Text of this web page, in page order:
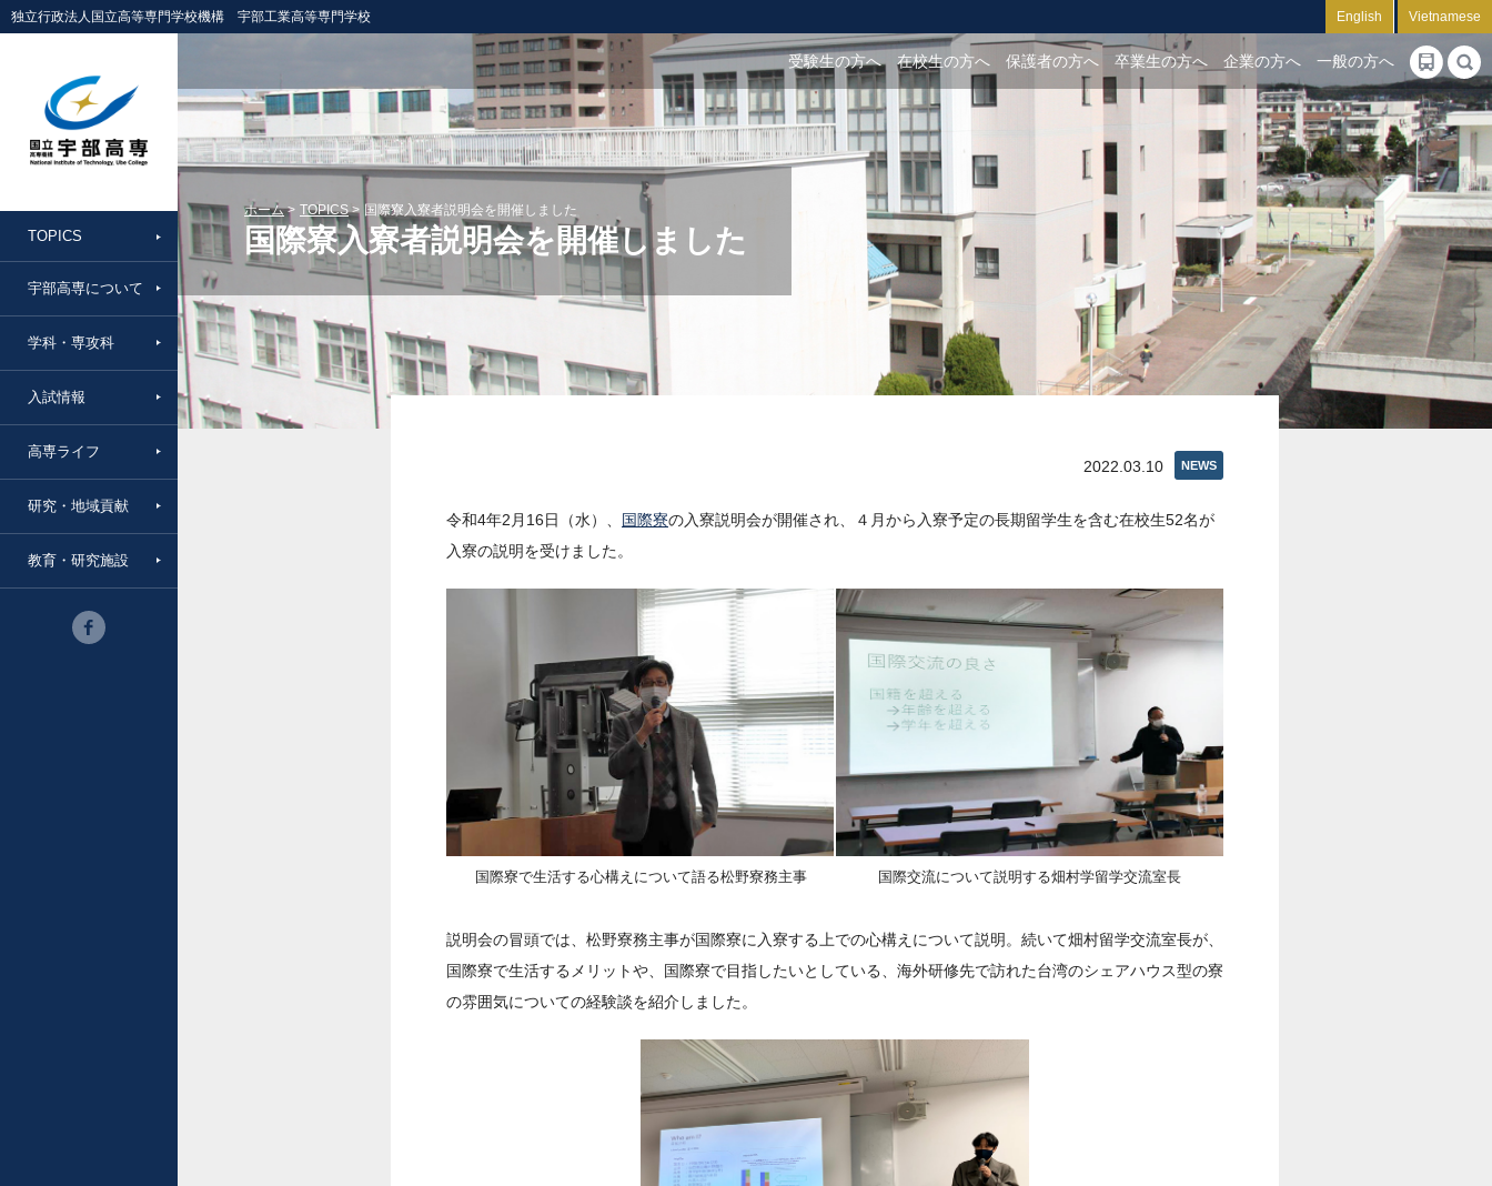
独立行政法人国立高等専門学校機構 宇部工業高等専門学校 English Vietnamese
TOPICS
宇部高専について
学科・専攻科
入試情報
高専ライフ
研究・地域貢献
教育・研究施設
受験生の方へ 在校生の方へ 保護者の方へ 卒業生の方へ 企業の方へ 一般の方へ
ホーム TOPICS 国際寮入寮者説明会を開催しました
国際寮入寮者説明会を開催しました
NEWS
2022.03.10
令和4年2月16日（水）、 国際寮の入寮説明会が開催され、４月から入寮予定の長期留学生を含む在校生52名が
入寮の説明を受けました。
国際寮で生活する心構えについて語る松野寮務主事 国際交流について説明する畑村学留学交流室長
説明会の冒頭では、松野寮務主事が国際寮に入寮する上での心構えについて説明。続いて畑村留学交流室長が、
国際寮で生活するメリットや、国際寮で目指したいとしている、海外研修先で訪れた台湾のシェアハウス型の寮
の雰囲気についての経験談を紹介しました。